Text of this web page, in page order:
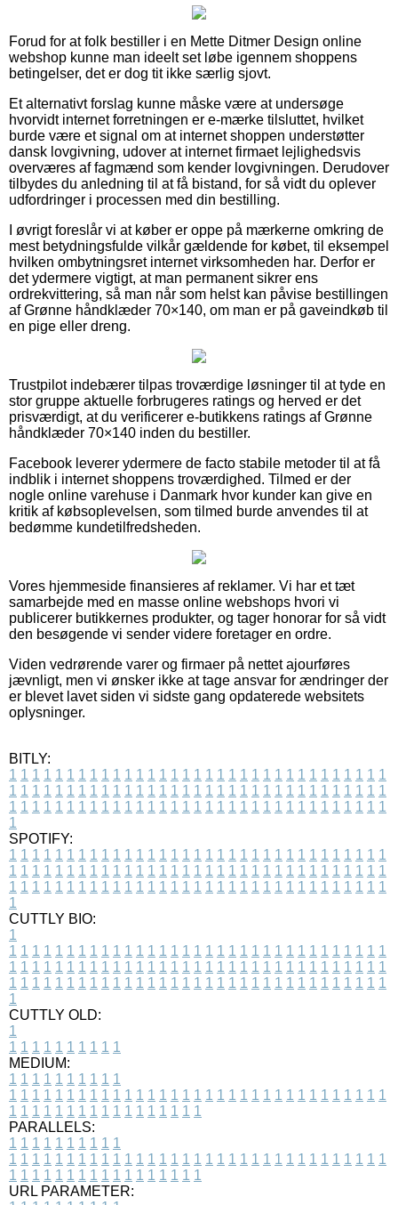
Forud for at folk bestiller i en Mette Ditmer Design online
webshop kunne man ideelt set løbe igennem shoppens
betingelser, det er dog tit ikke særlig sjovt.
Et alternativt forslag kunne måske være at undersøge
hvorvidt internet forretningen er e-mærke tilsluttet, hvilket
burde være et signal om at internet shoppen understøtter
dansk lovgivning, udover at internet firmaet lejlighedsvis
overværes af fagmænd som kender lovgivningen. Derudover
tilbydes du anledning til at få bistand, for så vidt du oplever
udfordringer i processen med din bestilling.
I øvrigt foreslår vi at køber er oppe på mærkerne omkring de
mest betydningsfulde vilkår gældende for købet, til eksempel
hvilken ombytningsret internet virksomheden har. Derfor er
det ydermere vigtigt, at man permanent sikrer ens
ordrekvittering, så man når som helst kan påvise bestillingen
af Grønne håndklæder 70×140, om man er på gaveindkøb til
en pige eller dreng.
Trustpilot indebærer tilpas troværdige løsninger til at tyde en
stor gruppe aktuelle forbrugeres ratings og herved er det
prisværdigt, at du verificerer e-butikkens ratings af Grønne
håndklæder 70×140 inden du bestiller.
Facebook leverer ydermere de facto stabile metoder til at få
indblik i internet shoppens troværdighed. Tilmed er der
nogle online varehuse i Danmark hvor kunder kan give en
kritik af købsoplevelsen, som tilmed burde anvendes til at
bedømme kundetilfredsheden.
Vores hjemmeside finansieres af reklamer. Vi har et tæt
samarbejde med en masse online webshops hvori vi
publicerer butikkernes produkter, og tager honorar for så vidt
den besøgende vi sender videre foretager en ordre.
Viden vedrørende varer og firmaer på nettet ajourføres
jævnligt, men vi ønsker ikke at tage ansvar for ændringer der
er blevet lavet siden vi sidste gang opdaterede websitets
oplysninger.
BITLY:
1 1 1 1 1 1 1 1 1 1 1 1 1 1 1 1 1 1 1 1 1 1 1 1 1 1 1 1 1 1 1 1 1
1 1 1 1 1 1 1 1 1 1 1 1 1 1 1 1 1 1 1 1 1 1 1 1 1 1 1 1 1 1 1 1 1
1 1 1 1 1 1 1 1 1 1 1 1 1 1 1 1 1 1 1 1 1 1 1 1 1 1 1 1 1 1 1 1 1
1
SPOTIFY:
1 1 1 1 1 1 1 1 1 1 1 1 1 1 1 1 1 1 1 1 1 1 1 1 1 1 1 1 1 1 1 1 1
1 1 1 1 1 1 1 1 1 1 1 1 1 1 1 1 1 1 1 1 1 1 1 1 1 1 1 1 1 1 1 1 1
1 1 1 1 1 1 1 1 1 1 1 1 1 1 1 1 1 1 1 1 1 1 1 1 1 1 1 1 1 1 1 1 1
1
CUTTLY BIO:
1
1 1 1 1 1 1 1 1 1 1 1 1 1 1 1 1 1 1 1 1 1 1 1 1 1 1 1 1 1 1 1 1 1
1 1 1 1 1 1 1 1 1 1 1 1 1 1 1 1 1 1 1 1 1 1 1 1 1 1 1 1 1 1 1 1 1
1 1 1 1 1 1 1 1 1 1 1 1 1 1 1 1 1 1 1 1 1 1 1 1 1 1 1 1 1 1 1 1 1
1
CUTTLY OLD:
1
1 1 1 1 1 1 1 1 1 1
MEDIUM:
1 1 1 1 1 1 1 1 1 1
1 1 1 1 1 1 1 1 1 1 1 1 1 1 1 1 1 1 1 1 1 1 1 1 1 1 1 1 1 1 1 1 1
1 1 1 1 1 1 1 1 1 1 1 1 1 1 1 1 1
PARALLELS:
1 1 1 1 1 1 1 1 1 1
1 1 1 1 1 1 1 1 1 1 1 1 1 1 1 1 1 1 1 1 1 1 1 1 1 1 1 1 1 1 1 1 1
1 1 1 1 1 1 1 1 1 1 1 1 1 1 1 1 1
URL PARAMETER: